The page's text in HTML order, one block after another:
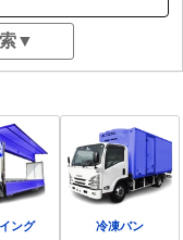
ング 冷凍バン